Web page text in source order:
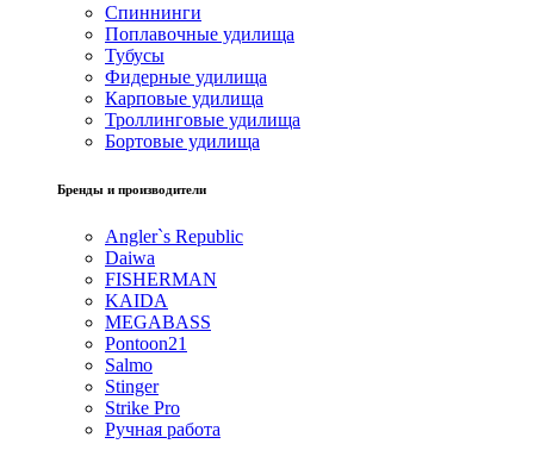
Спиннинги
Поплавочные удилища
Тубусы
Фидерные удилища
Карповые удилища
Троллинговые удилища
Бортовые удилища
Бренды и производители
Angler`s Republic
Daiwa
FISHERMAN
KAIDA
MEGABASS
Pontoon21
Salmo
Stinger
Strike Pro
Ручная работа